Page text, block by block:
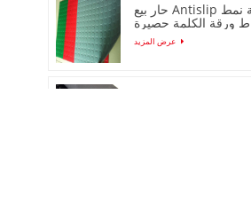
حار بيع Antislip عملة نمط
ورقة الكلمة حصيرة
عرض المزيد